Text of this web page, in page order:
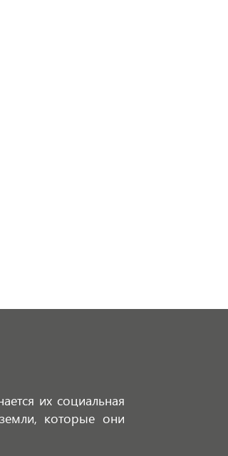
их социальная
которые они